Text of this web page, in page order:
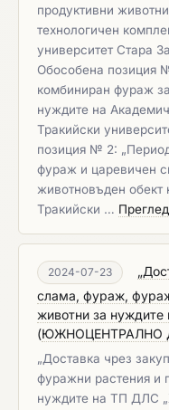
продуктивни
технологичен
университет Стара
Обособена позиция
комбиниран фураж
нуждите на
Тракийски
позиция № 2:
фураж и царевичен
животновъден
Тракийски …
2024-07-23
слама, фураж,
животни за
(ЮЖНОЦЕНТРАЛНО
​„Доставка чрез
фуражни растения и
нуждите на ТП ДЛС